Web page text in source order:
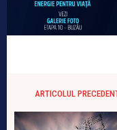
ARTICOLUL